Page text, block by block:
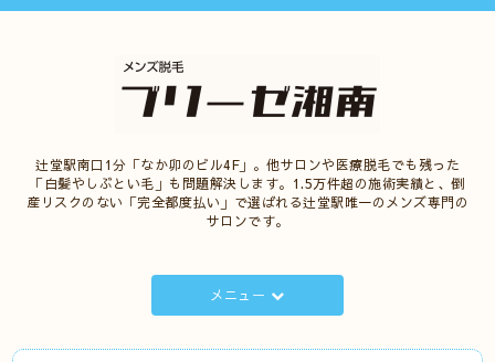
辻堂駅南口1分「なか卯のビル4F」。他サロンや医療脱毛でも残った
「白髪やしぶとい毛」も問題解決します。1.5万件超の施術実績と、倒
産リスクのない「完全都度払い」で選ばれる辻堂駅唯一のメンズ専門の
サロンです。
メニュー